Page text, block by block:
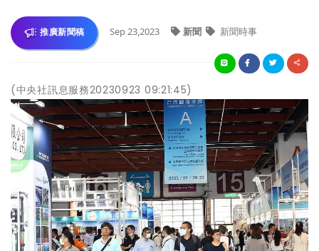
推廣新聞稿 Sep 23,2023 新聞 新聞時事
(中央社訊息服務20230923 09:21:45)